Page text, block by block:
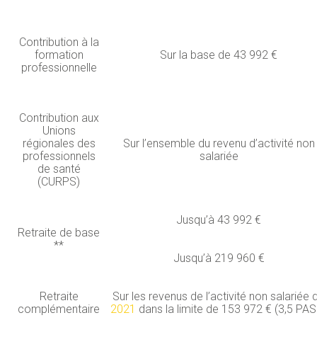
Contribution à la
formation
professionnelle
Sur la base de 43 992 €
Contribution aux
Unions
régionales des
professionnels
de santé
(CURPS)
Sur l’ensemble du revenu d’activité non
salariée
Retraite de base
**
Jusqu’à 43 992 €
Jusqu’à 219 960 €
Retraite
complémentaire
Sur les revenus de l’activité non salariée
2021 dans la limite de 153 972 € (3,5